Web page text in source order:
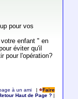
pour vos
enfant " en
éviter qu'il
pour l'opération?
à un ami |
Faire
Haut de Page ?